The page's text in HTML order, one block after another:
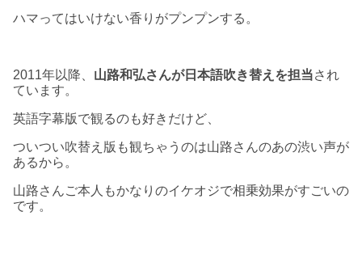
ハマってはいけない香りがプンプンする。
2011年以降、 山路和弘さんが日本語吹き替えを担当され
ています。
英語字幕版で観るのも好きだけど、
ついつい吹替え版も観ちゃうのは山路さんのあの渋い声が
あるから。
山路さんご本人もかなりのイケオジで相乗効果がすごいの
です。